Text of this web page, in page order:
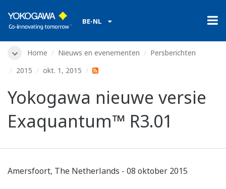
BE-NL
Home Nieuws en evenementen
Persberichten
2015
okt. 1, 2015
Yokogawa nieuwe versie
Exaquantum™ R3.01
Amersfoort, The Netherlands - 08 oktober 2015